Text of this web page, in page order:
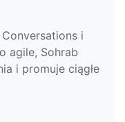
i
agile, Sohrab
i promuje ciągłe